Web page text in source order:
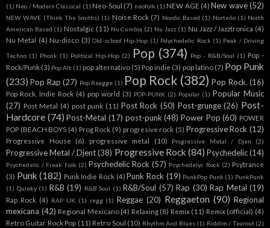
(1) Neo / Modern Classical (1) Neo-Soul (7) neofolk (1) NEW AGE (4) New wave (52)
NEW WAVE (Think The Smiths) (1) Noise Rock (7) Nordic Based (1) Norteño (1) North
American Based (1) Nostalgic (11) Nu Cumbia (2) Nu Jazz (1) Nu Jazz / Jazztronica (4)
Nu Metal (4) Nu-disco (3) Old-school Hip-Hop (1) Pdychedelic Rock (1) Peak / Driving
Techno (1) Phonk (1) Political Hip-Hop (2) Pop (374) Pop - R&B/Soul (1) Pop -
Rock/Punk (3) Pop Alt (1) pop alternativo (5) Pop indie (3) pop latino (7) Pop Punk
(233) Pop Rap (27) Pop Reagge (1) Pop Rock (382) Pop Rock. (16)
Pop Rock. Indie Rock (4) pop world (3) POP-PUNK (2) Popular (1) Popular Music
(27) Post Metal (4) post punk (11) Post Rock (50) Post-grunge (26) Post-
Hardcore (74) Post-Metal (17) post-punk (48) Power Pop (60) POWER
POP (BEACH BOYS (4) Prog Rock (9) progresive rock (5) Progressive Rock (12)
Progressive House (6) progressive metal (10) Progressive Metal / Djen (2)
Progressive Metal / Djent (38) Progressive Rock (84) Psychedelic(14)
Psychedelic / Freak Folk (2) Psychedelic Rock (57) Psychedelyc Rock (2) Psytrance
(3) Punk (182) Punk Indie Rock (4) Punk Rock (19) PunkPop Punk (1) PunkPunk
(1) Quieky (1) R&B (19) R&B Soul (1) R&B/Soul (57) Rap (30) Rap Metal (19)
Rap Rock (4) RAP UK (1) regg (1) Reggae (20) Reggaeton (90) Regional
mexicana (42) Regional Mexicano (4) Relaxing (8) Remix (11) Remix (official) (4)
Retro Guitar Rock Pop (11) Retro Soul (10) Rhythm And Blues (1) Riddim / Tearout (2)